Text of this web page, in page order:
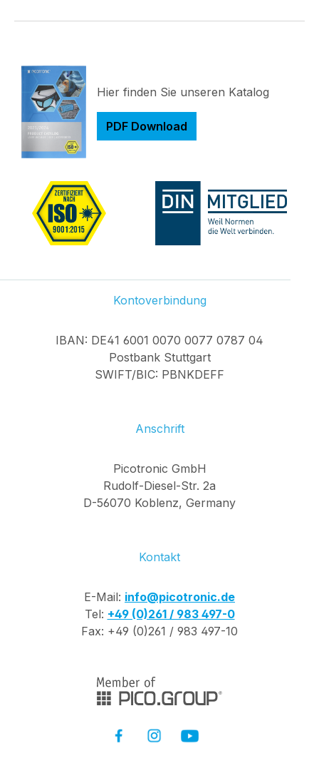
Hier finden Sie unseren Katalog
PDF Download
Kontoverbindung
IBAN: DE41 6001 0070 0077 0787 04
Postbank Stuttgart
SWIFT/BIC: PBNKDEFF
Anschrift
Picotronic GmbH
Rudolf-Diesel-Str. 2a
D-56070 Koblenz, Germany
Kontakt
E-Mail: info@picotronic.de
Tel: +49 (0)261 / 983 497-0
Fax: +49 (0)261 / 983 497-10